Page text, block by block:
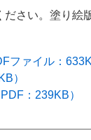
さい。塗り絵
ファイル：
）
：239KB）